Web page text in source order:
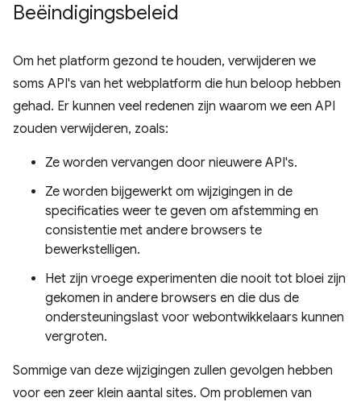
Beëindigingsbeleid
Om het platform gezond te houden, verwijderen we
soms API's van het webplatform die hun beloop hebben
gehad. Er kunnen veel redenen zijn waarom we een API
zouden verwijderen, zoals:
Ze worden vervangen door nieuwere API's.
Ze worden bijgewerkt om wijzigingen in de
specificaties weer te geven om afstemming en
consistentie met andere browsers te
bewerkstelligen.
Het zijn vroege experimenten die nooit tot bloei zijn
gekomen in andere browsers en die dus de
ondersteuningslast voor webontwikkelaars kunnen
vergroten.
Sommige van deze wijzigingen zullen gevolgen hebben
voor een zeer klein aantal sites. Om problemen van